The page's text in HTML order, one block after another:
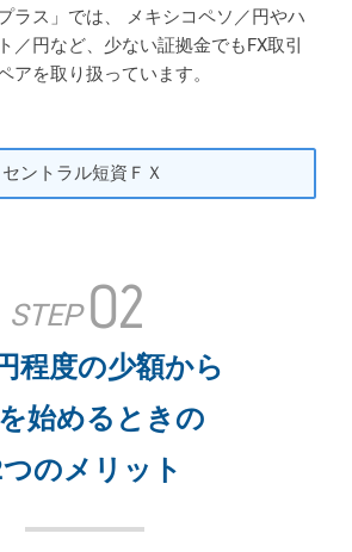
ラス」では、 メキシコペソ／円やハ
／円など、少ない証拠金でもFX取引
アを取り扱っています。
ントラル短資ＦＸ
STEP 02
程度の少額から
始めるときの
のメリット